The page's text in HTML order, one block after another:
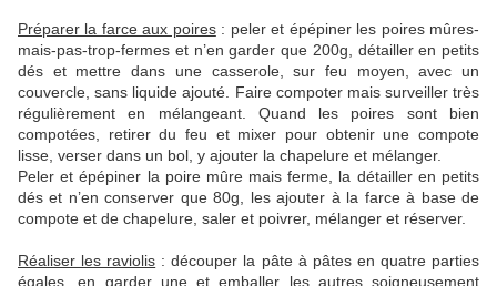
Préparer la farce aux poires: peler et épépiner les poires mûres-
mais-pas-trop-fermes et n’en garder que 200g, détailler en petits
dés et mettre dans une casserole, sur feu moyen, avec un
couvercle, sans liquide ajouté. Faire compoter mais surveiller très
régulièrement en mélangeant. Quand les poires sont bien
compotées, retirer du feu et mixer pour obtenir une compote
lisse, verser dans un bol, y ajouter la chapelure et mélanger.
Peler et épépiner la poire mûre mais ferme, la détailler en petits
dés et n’en conserver que 80g, les ajouter à la farce à base de
compote et de chapelure, saler et poivrer, mélanger et réserver.
Réaliser les raviolis : découper la pâte à pâtes en quatre parties
égales, en garder une et emballer les autres soigneusement